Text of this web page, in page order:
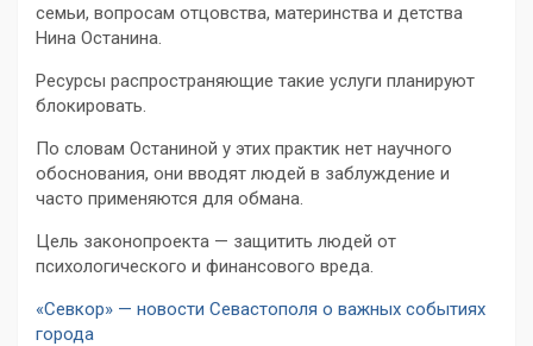
семьи, вопросам отцовства, материнства и детства
Нина Останина.
Ресурсы распространяющие такие услуги планируют
блокировать.
По словам Останиной у этих практик нет научного
обоснования, они вводят людей в заблуждение и
часто применяются для обмана.
Цель законопроекта — защитить людей от
психологического и финансового вреда.
«Севкор» — новости Севастополя о важных событиях
города